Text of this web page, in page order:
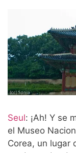
Seul: ¡Ah! Y se
el Museo
Corea, un lugar